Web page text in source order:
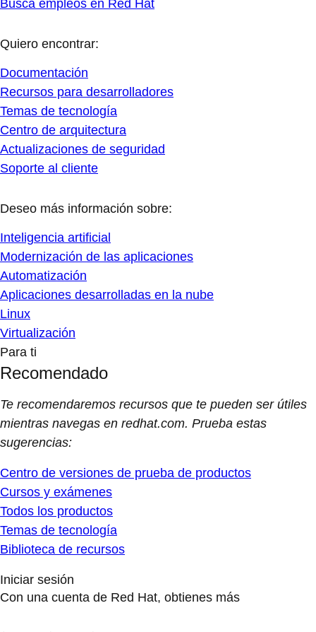
Busca empleos en Red Hat
Quiero encontrar:
Documentación
Recursos para desarrolladores
Temas de tecnología
Centro de arquitectura
Actualizaciones de seguridad
Soporte al cliente
Deseo más información sobre:
Inteligencia artificial
Modernización de las aplicaciones
Automatización
Aplicaciones desarrolladas en la nube
Linux
Virtualización
Para ti
Recomendado
Te recomendaremos recursos que te pueden ser útiles
mientras navegas en redhat.com. Prueba estas
sugerencias:
Centro de versiones de prueba de productos
Cursos y exámenes
Todos los productos
Temas de tecnología
Biblioteca de recursos
Iniciar sesión
Con una cuenta de Red Hat, obtienes más